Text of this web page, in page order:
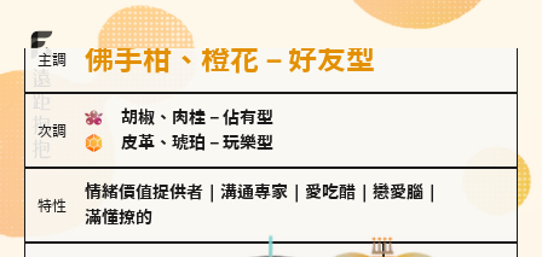
主調 佛手柑、橙花－好友型
次調
胡椒、肉桂 － 佔有型
皮革、琥珀 － 玩樂型
特性
情緒價值提供者 溝通專家 愛吃醋 戀愛腦
滿懂撩的